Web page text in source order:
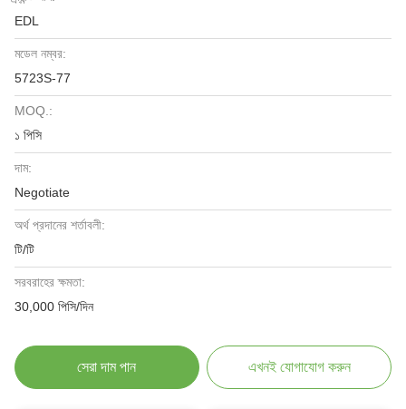
EDL
মডেল নম্বর:
5723S-77
MOQ.:
১ পিসি
দাম:
Negotiate
অর্থ প্রদানের শর্তাবলী:
টি/টি
সরবরাহের ক্ষমতা:
30,000 পিসি/দিন
সেরা দাম পান এখনই যোগাযোগ করুন